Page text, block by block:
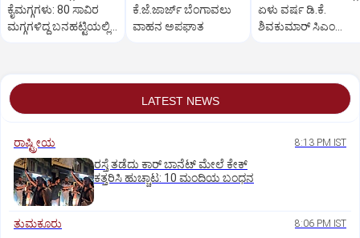
ಕೈಮಗ್ಗಗಳು: 80 ಸಾವಿರ
ಮಗ್ಗಗಳಿದ್ದ ಬನಹಟ್ಟಿಯಲ್ಲಿ
ಕೆ.ಜೆ.ಜಾರ್ಜ್ ಬೆಂಗಾವಲು
ವಾಹನ ಅಪಘಾತ
ಏಳು ವರ್ಷ ಡಿ.ಕೆ.
ಶಿವಕುಮಾರ್ ಸಿಎಂ
LATEST NEWS
ರಾಷ್ಟ್ರೀಯ 8:13 PM IST
ರಸ್ತೆ ತಡೆದು ಕಾರ್ ಬಾನೆಟ್ ಮೇಲೆ ಕೇಕ್
ಕತ್ತರಿಸಿ ಹುಚ್ಚಾಟ: 10 ಮಂದಿಯ ಬಂಧನ
ತುಮಕೂರು 8:06 PM IST